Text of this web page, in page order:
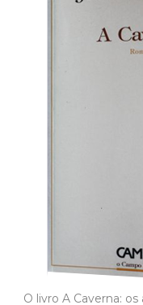
modo de vida
“Ambos os
cultural e
sociais”, explica. “Em
mais vulneráveis